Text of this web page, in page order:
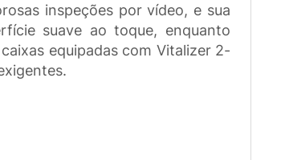
inspeções por vídeo, e sua
suave ao toque, enquanto
equipadas com Vitalizer 2-